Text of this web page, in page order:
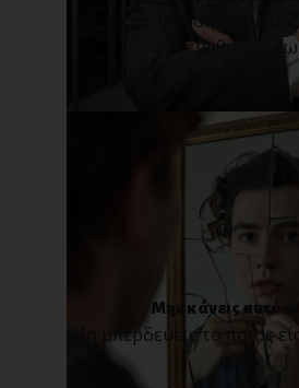
Σήμερα, θα μοιραστώ
έμαθα στη
Μην κάνεις αυτό
Μη μπερδεύεις το ποιος
κάνει.[...]